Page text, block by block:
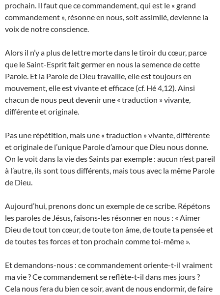
prochain. Il faut que ce commandement, qui est le « grand
commandement », résonne en nous, soit assimilé, devienne la
voix de notre conscience.
Alors il n’y a plus de lettre morte dans le tiroir du cœur, parce
que le Saint-Esprit fait germer en nous la semence de cette
Parole. Et la Parole de Dieu travaille, elle est toujours en
mouvement, elle est vivante et efficace (cf. Hé 4,12). Ainsi
chacun de nous peut devenir une « traduction » vivante,
différente et originale.
Pas une répétition, mais une « traduction » vivante, différente
et originale de l’unique Parole d’amour que Dieu nous donne.
On le voit dans la vie des Saints par exemple : aucun n’est pareil
à l’autre, ils sont tous différents, mais tous avec la même Parole
de Dieu.
Aujourd’hui, prenons donc un exemple de ce scribe. Répétons
les paroles de Jésus, faisons-les résonner en nous : « Aimer
Dieu de tout ton cœur, de toute ton âme, de toute ta pensée et
de toutes tes forces et ton prochain comme toi-même ».
Et demandons-nous : ce commandement oriente-t-il vraiment
ma vie ? Ce commandement se reflète-t-il dans mes jours ?
Cela nous fera du bien ce soir, avant de nous endormir, de faire